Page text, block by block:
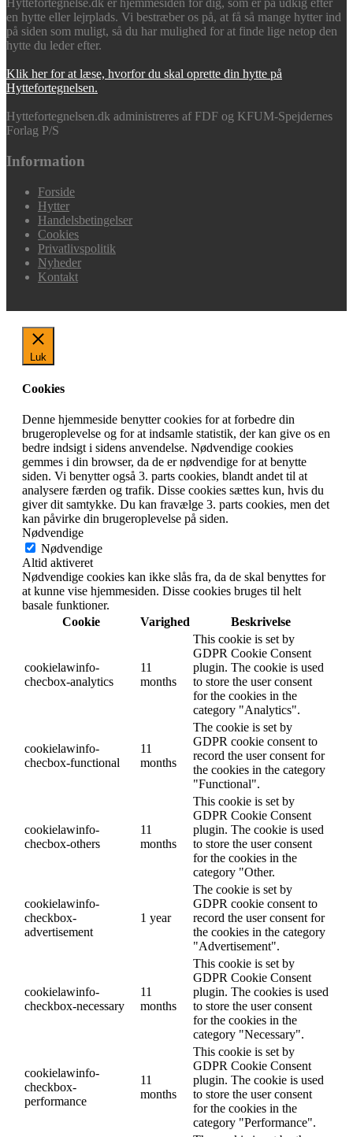
Hyttefortegnelse.dk er hjemmesiden for dig, som er på udkig efter
en hytte eller lejrplads. Vi bestræber os på, at få så mange hytter ind
på siden som muligt, så du har mulighed for at finde lige netop den
hytte du leder efter.
Klik her for at læse, hvorfor du skal oprette din hytte på
Hyttefortegnelsen.
Hyttefortegnelsen.dk administreres af FDF og KFUM-Spejdernes
Forlag P/S
Information
Forside
Hytter
Handelsbetingelser
Cookies
Privatlivspolitik
Nyheder
Kontakt
Luk
Cookies
Denne hjemmeside benytter cookies for at forbedre din
brugeroplevelse og for at indsamle statistik, der kan give os en
bedre indsigt i sidens anvendelse. Nødvendige cookies
gemmes i din browser, da de er nødvendige for at benytte
siden. Vi benytter også 3. parts cookies, blandt andet til at
analysere færden og trafik. Disse cookies sættes kun, hvis du
giver dit samtykke. Du kan fravælge 3. parts cookies, men det
kan påvirke din brugeroplevelse på siden.
Nødvendige
Nødvendige
Altid aktiveret
Nødvendige cookies kan ikke slås fra, da de skal benyttes for
at kunne vise hjemmesiden. Disse cookies bruges til helt
basale funktioner.
Cookie
Varighed Beskrivelse
cookielawinfo-
checbox-analytics
11
months
This cookie is set by
GDPR Cookie Consent
plugin. The cookie is used
to store the user consent
for the cookies in the
category "Analytics".
cookielawinfo-
checbox-functional
11
months
The cookie is set by
GDPR cookie consent to
record the user consent for
the cookies in the category
"Functional".
cookielawinfo-
checbox-others
11
months
This cookie is set by
GDPR Cookie Consent
plugin. The cookie is used
to store the user consent
for the cookies in the
category "Other.
cookielawinfo-
checkbox-
advertisement
1 year
The cookie is set by
GDPR cookie consent to
record the user consent for
the cookies in the category
"Advertisement".
cookielawinfo-
checkbox-necessary
11
months
This cookie is set by
GDPR Cookie Consent
plugin. The cookies is used
to store the user consent
for the cookies in the
category "Necessary".
cookielawinfo-
checkbox-
performance
11
months
This cookie is set by
GDPR Cookie Consent
plugin. The cookie is used
to store the user consent
for the cookies in the
category "Performance".